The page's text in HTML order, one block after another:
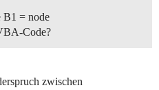
= node
Code?
zwischen